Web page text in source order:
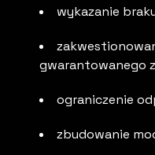
wykazanie
gwarantowanego
ograniczenie
zbudowanie